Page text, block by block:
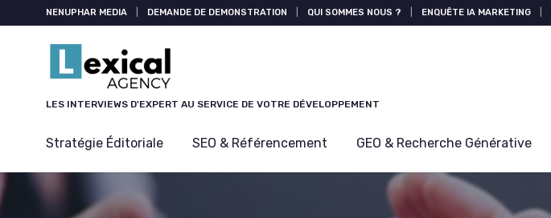
NENUPHAR MEDIA DEMANDE DE DEMONSTRATION QUI SOMMES NOUS ? ENQUÊTE IA MARKETING
LES INTERVIEWS D'EXPERT AU SERVICE DE VOTRE DÉVELOPPEMENT
Stratégie Éditoriale SEO & Référencement GEO & Recherche Générative
Panneau de gestion des cookies